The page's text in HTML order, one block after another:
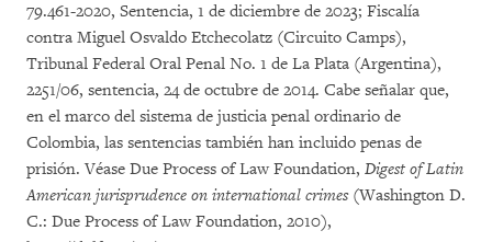
79.461-2020, Sentencia, 1 de diciembre de 2023; Fiscalía
contra Miguel Osvaldo Etchecolatz (Circuito Camps),
Tribunal Federal Oral Penal No. 1 de La Plata (Argentina),
2251/06, sentencia, 24 de octubre de 2014. Cabe señalar que,
en el marco del sistema de justicia penal ordinario de
Colombia, las sentencias también han incluido penas de
prisión. Véase Due Process of Law Foundation, Digest of Latin
American jurisprudence on international crimes(Washington D.
C.: Due Process of Law Foundation, 2010),